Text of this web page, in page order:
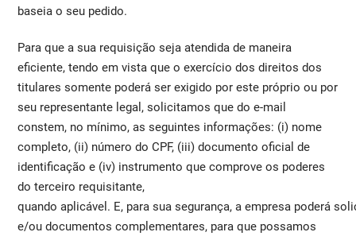
baseia o seu pedido.
Para que a sua requisição seja atendida de maneira
eficiente, tendo em vista que o exercício dos direitos dos
titulares somente poderá ser exigido por este próprio ou por
seu representante legal, solicitamos que do e-mail
constem, no mínimo, as seguintes informações: (i) nome
completo, (ii) número do CPF, (iii) documento oficial de
identificação e (iv) instrumento que comprove os poderes
do terceiro requisitante,
quando aplicável. E, para sua segurança, a empresa poderá
e/ou documentos complementares, para que possamos